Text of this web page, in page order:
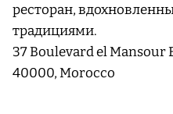
ресторан,
традициями.
37 Boulevard el Mansour
40000, Morocco